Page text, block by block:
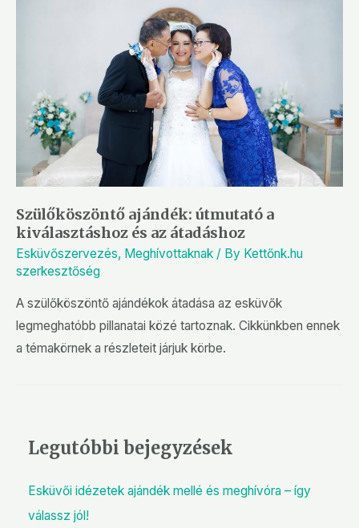
Szülőköszöntő ajándék: útmutató a
kiválasztáshoz és az átadáshoz
Esküvőszervezés, Meghívottaknak / By Kettőnk.hu
szerkesztőség
A szülőköszöntő ajándékok átadása az esküvők
legmeghatóbb pillanatai közé tartoznak. Cikkünkben ennek
a témakörnek a részleteit járjuk körbe.
Legutóbbi bejegyzések
Esküvői idézetek ajándék mellé és meghívóra – így
válassz jól!